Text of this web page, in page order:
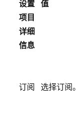
设置 值
项目
详细
信息
订阅 选择订阅。